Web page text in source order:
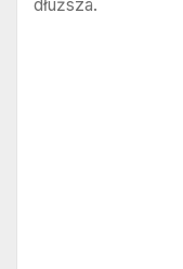
dłuższa.